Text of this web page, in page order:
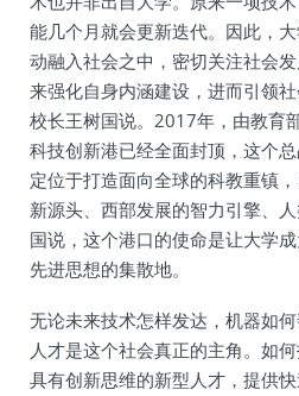
能几个月就会更新迭代。因此，
动融入社会之中，密切关注社会
来强化自身内涵建设，进而引领
校长王树国说。2017年，由教育
科技创新港已经全面封顶，这个
定位于打造面向全球的科教重镇
新源头、西部发展的智力引擎、
国说，这个港口的使命是让大学
先进思想的集散地。
无论未来技术怎样发达，机器如
人才是这个社会真正的主角。如
具有创新思维的新型人才，提供